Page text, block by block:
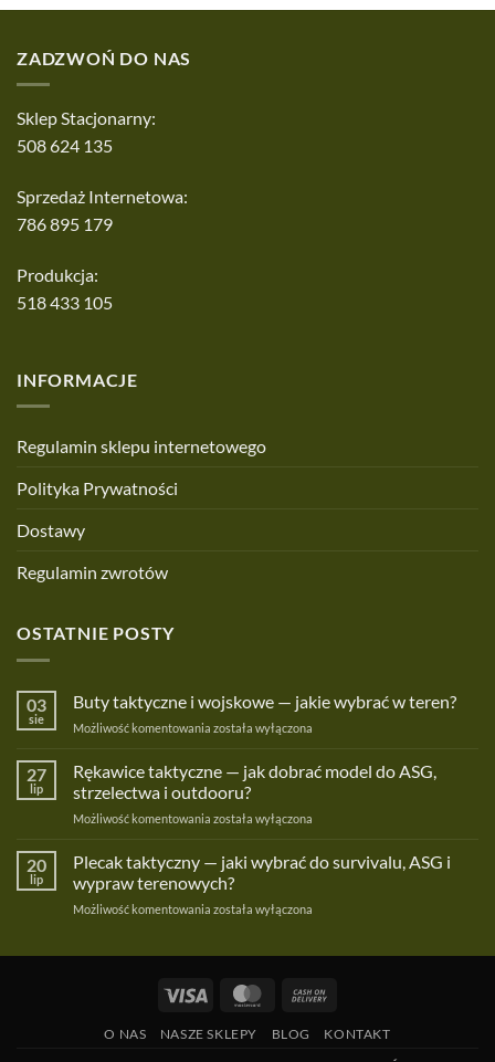
ZADZWOŃ DO NAS
Sklep Stacjonarny:
508 624 135
Sprzedaż Internetowa:
786 895 179
Produkcja:
518 433 105
INFORMACJE
Regulamin sklepu internetowego
Polityka Prywatności
Dostawy
Regulamin zwrotów
OSTATNIE POSTY
03
sie
Buty taktyczne i wojskowe — jakie wybrać w teren?
Możliwość komentowania Buty
wojskowe
—
jakie
teren?
została wyłączona
27
lip
Rękawice taktyczne — jak dobrać model do ASG,
strzelectwa i outdooru?
Możliwość komentowania Rękawice
jak
dobrać
model
outdooru?
została wyłączona
20
lip
Plecak taktyczny — jaki wybrać do survivalu, ASG i
wypraw terenowych?
Możliwość komentowania Plecak
wybrać
ASG
została wyłączona
Visa MasterCard
Delivery
O NAS NASZE SKLEPY BLOG KONTAKT